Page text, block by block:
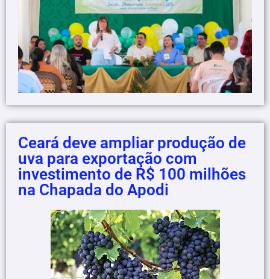
Ceará deve ampliar produção de
uva para exportação com
investimento de R$ 100 milhões
na Chapada do Apodi